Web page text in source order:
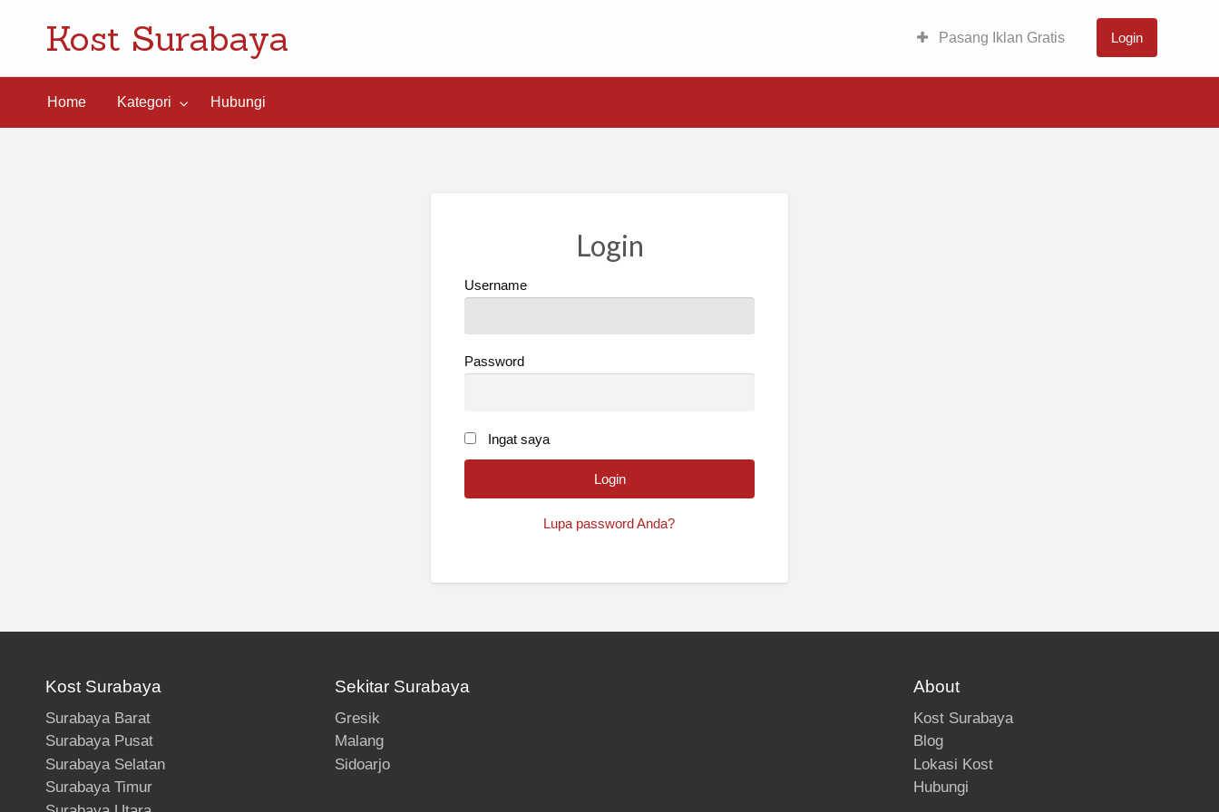
Kost Surabaya Pasang Iklan Gratis Login
Home Kategori Hubungi
Login
Username
Password
Ingat saya
Lupa password Anda?
Kost Surabaya
Surabaya Barat
Surabaya Pusat
Surabaya Selatan
Surabaya Timur
Sekitar Surabaya
Gresik
Malang
Sidoarjo
About
Kost Surabaya
Blog
Lokasi Kost
Hubungi